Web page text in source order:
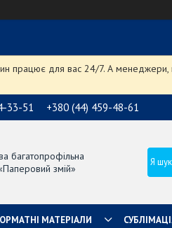
працює для вас 24/7. А менеджери,
33-51 +380 (44) 459-48-61
багатопрофільна
змій»
МАТЕРІАЛИ